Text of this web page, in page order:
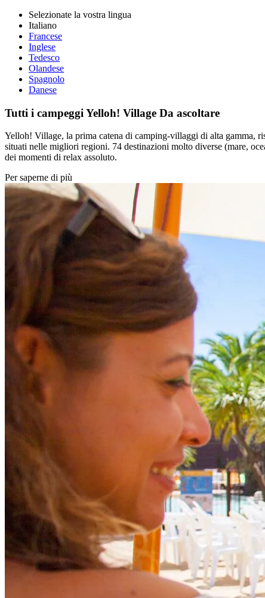
Selezionate la vostra lingua
Italiano
Francese
Inglese
Tedesco
Olandese
Spagnolo
Danese
Tutti i campeggi Yelloh! Village Da ascoltare
Yelloh! Village, la prima catena di camping-villaggi di alta gamma,
situati nelle migliori regioni. 74 destinazioni molto diverse (mare,
dei momenti di relax assoluto.
Per saperne di più